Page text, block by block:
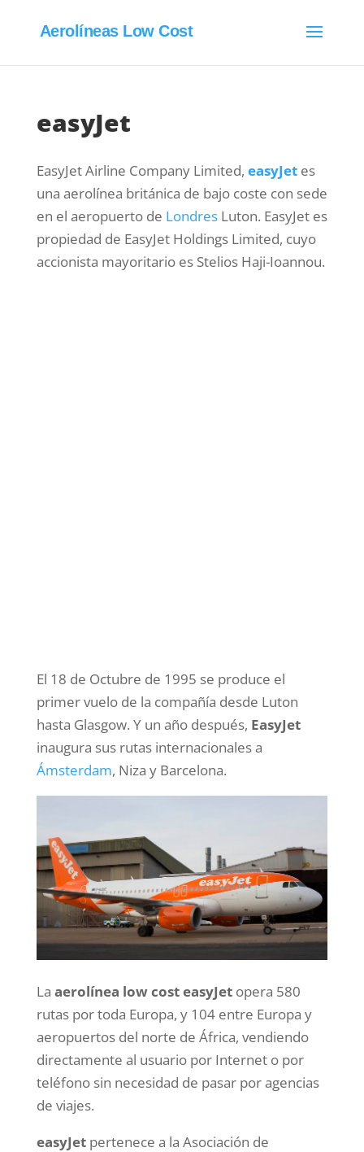
Aerolíneas Low Cost
easyJet
EasyJet Airline Company Limited, easyJet es
una aerolínea británica de bajo coste con sede
en el aeropuerto de LondresLuton. EasyJet es
propiedad de EasyJet Holdings Limited, cuyo
accionista mayoritario es Stelios Haji-Ioannou.
El 18 de Octubre de 1995 se produce el
primer vuelo de la compañía desde Luton
hasta Glasgow. Y un año después, EasyJet
inaugura sus rutas internacionales a
Ámsterdam, Niza y Barcelona.
La aerolínea low cost easyJetopera 580
rutas por toda Europa, y 104 entre Europa y
aeropuertos del norte de África, vendiendo
directamente al usuario por Internet o por
teléfono sin necesidad de pasar por agencias
de viajes.
easyJetpertenece a la Asociación de